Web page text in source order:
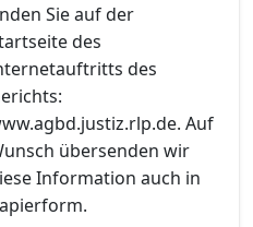
Sie auf der
des
des
Auf
übersenden wir
Information auch in